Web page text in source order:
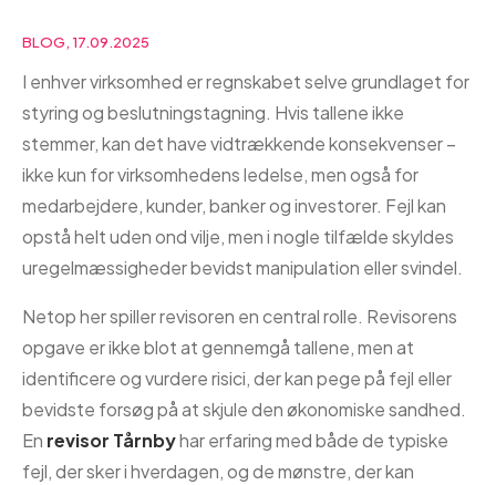
BLOG, 17.09.2025
I enhver virksomhed er regnskabet selve grundlaget for
styring og beslutningstagning. Hvis tallene ikke
stemmer, kan det have vidtrækkende konsekvenser –
ikke kun for virksomhedens ledelse, men også for
medarbejdere, kunder, banker og investorer. Fejl kan
opstå helt uden ond vilje, men i nogle tilfælde skyldes
uregelmæssigheder bevidst manipulation eller svindel.
Netop her spiller revisoren en central rolle. Revisorens
opgave er ikke blot at gennemgå tallene, men at
identificere og vurdere risici, der kan pege på fejl eller
bevidste forsøg på at skjule den økonomiske sandhed.
En revisor Tårnbyhar erfaring med både de typiske
fejl, der sker i hverdagen, og de mønstre, der kan